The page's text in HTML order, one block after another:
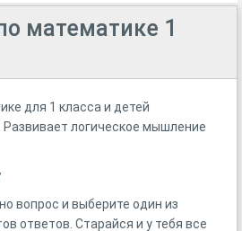
математике 1
для 1 класса и детей
Развивает логическое мышление
вопрос и выберите один из
ответов. Старайся и у тебя все